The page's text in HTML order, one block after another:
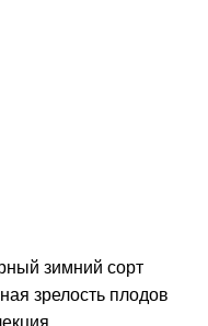
зимний сорт
зрелость плодов